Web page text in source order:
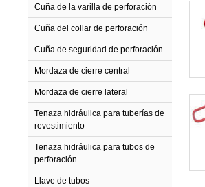
Cuña de la varilla de perforación
Cuña del collar de perforación
Cuña de seguridad de perforación
Mordaza de cierre central
Mordaza de cierre lateral
Tenaza hidráulica para tuberías de
revestimiento
Tenaza hidráulica para tubos de
perforación
Llave de tubos